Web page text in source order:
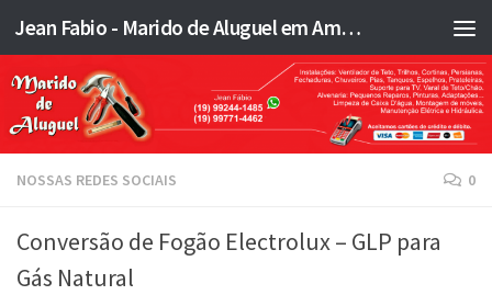
Skip to content Jean Fabio - Marido de Aluguel em Americana SP e região - JFMA
NOSSAS REDES SOCIAIS 0
Conversão de Fogão Electrolux – GLP para
Gás Natural